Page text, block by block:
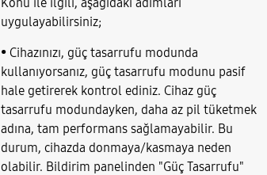
uygulayabilirsiniz;
• Cihazınızı, güç tasarrufu modunda
kullanıyorsanız, güç tasarrufu modunu pasif
hale getirerek kontrol ediniz. Cihaz güç
tasarrufu modundayken, daha az pil tüketmek
adına, tam performans sağlamayabilir. Bu
durum, cihazda donmaya/kasmaya neden
olabilir. Bildirim panelinden "Güç Tasarrufu"